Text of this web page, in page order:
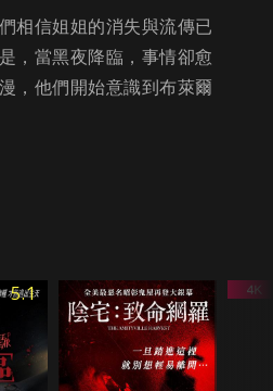
相信姐姐的消失與流傳已
，當黑夜降臨，事情卻愈
，他們開始意識到布萊爾
5.1